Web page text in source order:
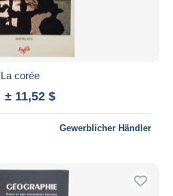
La corée
± 11,52 $
Gewerblicher Händler